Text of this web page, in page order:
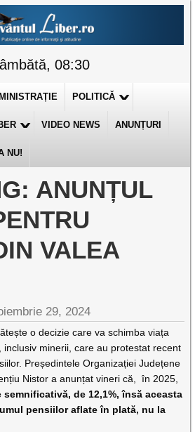
08:30
POLITICĂ
VIDEO NEWS ANUNȚURI
NU!
ANUNȚUL
VALEA
29, 2024
o decizie care va schimba viața
inclusiv minerii, care au protestat recent
Președintele Organizației Județene
Nistor a anunțat vineri că, în 2025,
semnificativă, de 12,1%, însă aceasta
pensiilor aflate în plată, nu la